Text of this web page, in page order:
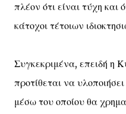
πλέον ότι είναι τύχη και
κάτοχοι τέτοιων
Συγκεκριμένα, επειδή η
προτίθεται να
μέσω του οποίου θα